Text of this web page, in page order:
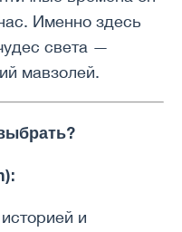
Именно здесь
света —
мавзолей.
и